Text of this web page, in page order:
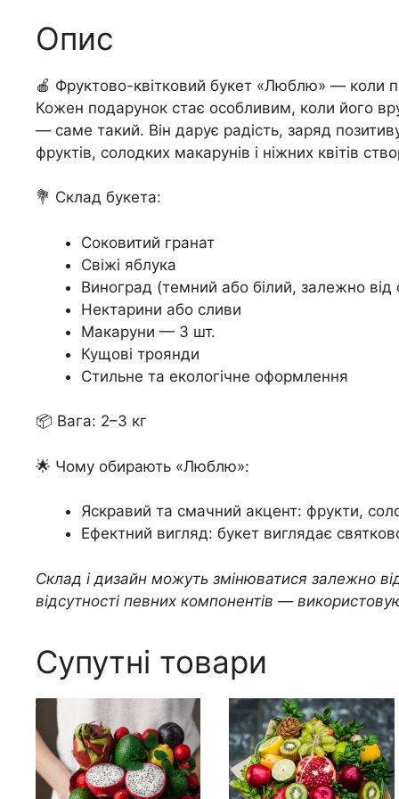
Опис
🍎 Фруктово-квітковий букет «Люблю» — коли
Кожен подарунок стає особливим, коли його
— саме такий. Він дарує радість, заряд
фруктів, солодких макарунів і ніжних квітів
💐 Склад букета:
Соковитий гранат
Свіжі яблука
Виноград (темний або білий, залежно від
Нектарини або сливи
Макаруни — 3 шт.
Кущові троянди
Стильне та екологічне оформлення
📦 Вага: 2–3 кг
🌟 Чому обирають «Люблю»:
Яскравий та смачний акцент: фрукти,
Ефектний вигляд: букет виглядає
Склад і дизайн можуть змінюватися залежно
відсутності певних компонентів —
Супутні товари